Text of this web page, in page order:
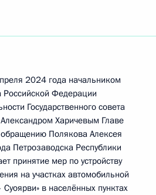
2024 года начальником
Российской Федерации
Государственного совета
Харичевым Главе
Полякова Алексея
Петрозаводска Республики
принятие мер по устройству
на участках автомобильной
в населённых пунктах